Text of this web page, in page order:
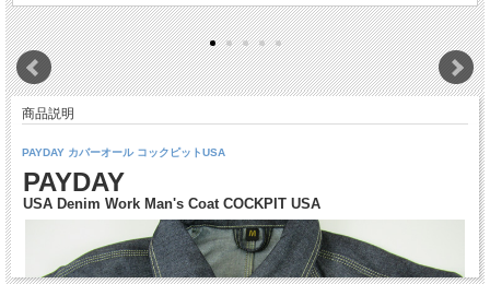
商品説明
PAYDAY カバーオール コックピットUSA
PAYDAY
USA Denim Work Man's Coat COCKPIT USA